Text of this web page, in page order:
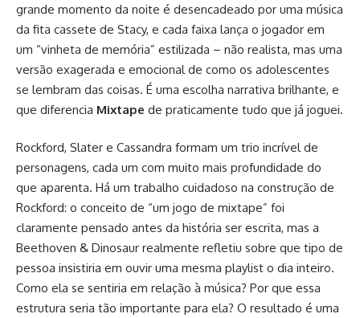
grande momento da noite é desencadeado por uma música
da fita cassete de Stacy, e cada faixa lança o jogador em
um “vinheta de memória” estilizada – não realista, mas uma
versão exagerada e emocional de como os adolescentes
se lembram das coisas. É uma escolha narrativa brilhante, e
que diferencia Mixtape de praticamente tudo que já joguei.
Rockford, Slater e Cassandra formam um trio incrível de
personagens, cada um com muito mais profundidade do
que aparenta. Há um trabalho cuidadoso na construção de
Rockford: o conceito de “um jogo de mixtape” foi
claramente pensado antes da história ser escrita, mas a
Beethoven & Dinosaur realmente refletiu sobre que tipo de
pessoa insistiria em ouvir uma mesma playlist o dia inteiro.
Como ela se sentiria em relação à música? Por que essa
estrutura seria tão importante para ela? O resultado é uma